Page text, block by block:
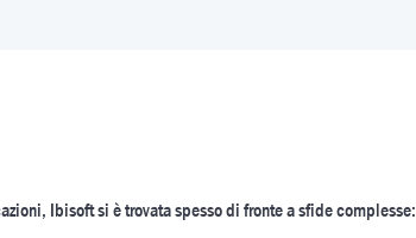
Ibisoft si è trovata spesso di fronte a sfide complesse: